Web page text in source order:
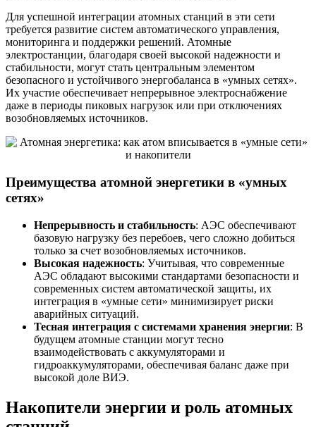
Для успешной интеграции атомных станций в эти сети
требуется развитие систем автоматического управления,
мониторинга и поддержки решений. Атомные
электростанции, благодаря своей высокой надежности и
стабильности, могут стать центральным элементом
безопасного и устойчивого энергобаланса в «умных сетях».
Их участие обеспечивает непрерывное электроснабжение
даже в периоды пиковых нагрузок или при отключениях
возобновляемых источников.
Преимущества атомной энергетики в «умных
сетях»
Непрерывность и стабильность: АЭС обеспечивают
базовую нагрузку без перебоев, чего сложно добиться
только за счет возобновляемых источников.
Высокая надежность: Учитывая, что современные
АЭС обладают высокими стандартами безопасности и
современных систем автоматической защиты, их
интеграция в «умные сети» минимизирует риски
аварийных ситуаций.
Тесная интеграция с системами хранения энергии: В
будущем атомные станции могут тесно
взаимодействовать с аккумуляторами и
гидроаккумуляторами, обеспечивая баланс даже при
высокой доле ВИЭ.
Накопители энергии и роль атомных